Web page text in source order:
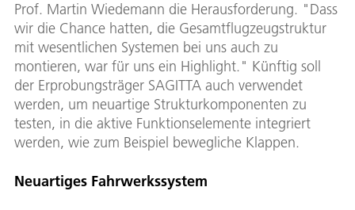
Prof. Martin Wiedemann die Herausforderung. "Dass
wir die Chance hatten, die Gesamtflugzeugstruktur
mit wesentlichen Systemen bei uns auch zu
montieren, war für uns ein Highlight." Künftig soll
der Erprobungsträger SAGITTA auch verwendet
werden, um neuartige Strukturkomponenten zu
testen, in die aktive Funktionselemente integriert
werden, wie zum Beispiel bewegliche Klappen.
Neuartiges Fahrwerkssystem